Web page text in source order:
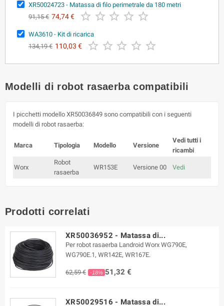
XR50024723 - Matassa di filo perimetrale da 180 metri
91,15 € 74,74 €     
WA3610 - Kit di ricarica
134,19 € 110,03 €     
Modelli di robot rasaerba compatibili
I picchetti modello XR50036849 sono compatibili con i seguenti
modelli di robot rasaerba:
Marca Tipologia Modello Versione
Vedi tutti i
ricambi
Worx
Robot
rasaerba
WR153E Versione 00 Vedi
Prodotti correlati
XR50036952 - Matassa di...
Per robot rasaerba Landroid Worx WG790E,
WG790E.1, WR142E, WR167E.
62,59 € -18% 51,32 €
XR50029516 - Matassa di...